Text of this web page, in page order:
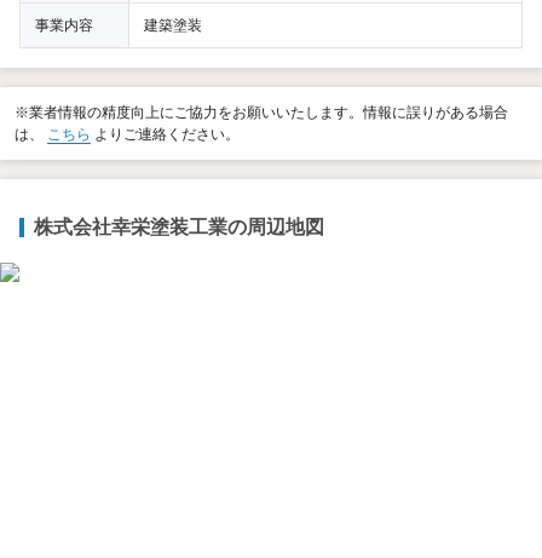
事業内容 建築塗装
※業者情報の精度向上にご協力をお願いいたします。情報に誤りがある場合
は、 こちら よりご連絡ください。
株式会社幸栄塗装工業の周辺地図